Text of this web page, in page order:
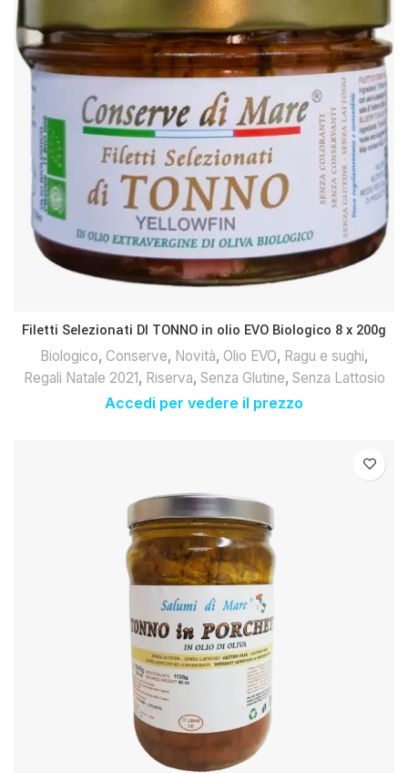
Filetti Selezionati DI TONNO in olio EVO Biologico 8 x 200g
Biologico, Conserve, Novità, Olio EVO, Ragu e sughi,
Regali Natale 2021, Riserva, Senza Glutine, Senza Lattosio
Accedi per vedere il prezzo